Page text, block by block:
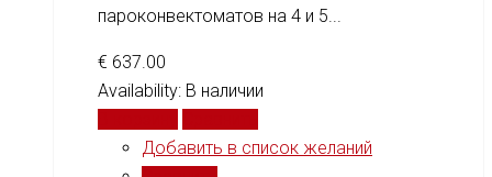
пароконвектоматов на 4 и 5...
€ 637.00
Availability: В наличии
Добавить в список желаний